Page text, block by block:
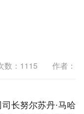
数： 1115 作者：
长努尔苏丹·马哈